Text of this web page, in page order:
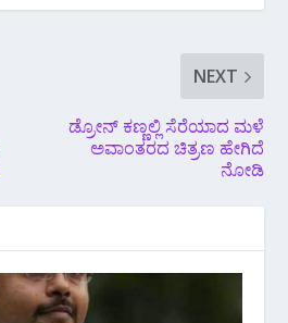
NEXT
ಡ್ರೋನ್ ಕಣ್ಣಲ್ಲಿ ಸೆರೆಯಾದ ಮಳೆ
ಅವಾಂತರದ ಚಿತ್ರಣ ಹೇಗಿದೆ
ನೋಡಿ